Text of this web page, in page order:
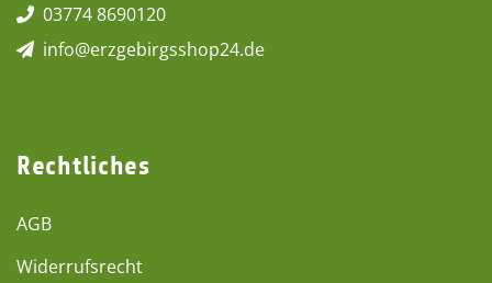
03774 8690120
info@erzgebirgsshop24.de
Rechtliches
AGB
Widerrufsrecht